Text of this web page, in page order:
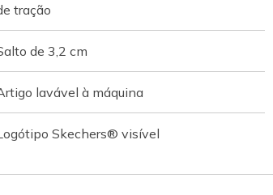
tração
de 3,2 cm
lavável à máquina
Skechers® visível